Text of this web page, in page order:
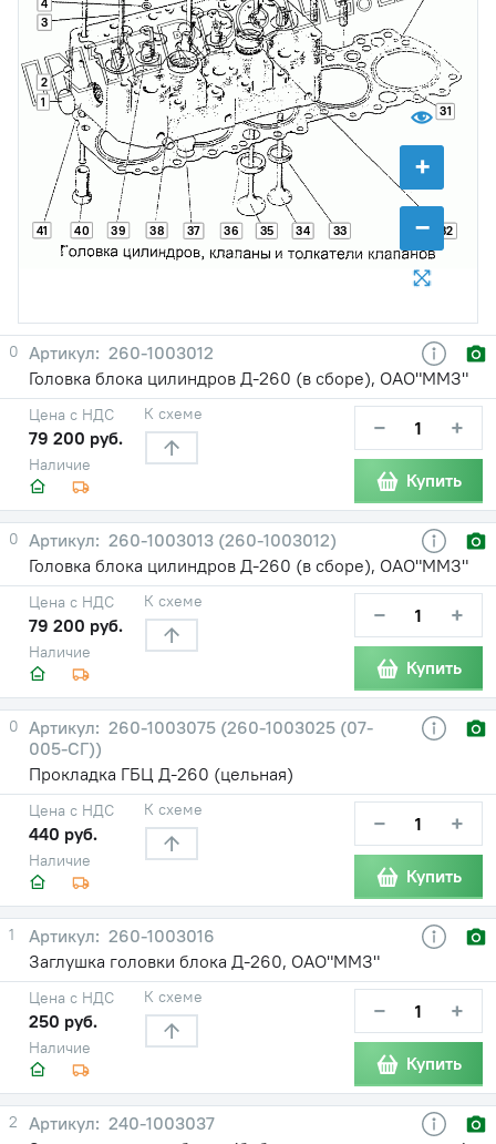
+
−
1
2
3
4
31
32
33
34
35
36
37
38
39
40
41
0
260-1003012
Головка блока цилиндров Д-260 (в сборе), ОАО"ММЗ"
Наличие
Цена с НДС
79 200 руб.
К схеме − +
Купить
0
260-1003013 (260-1003012)
Головка блока цилиндров Д-260 (в сборе), ОАО"ММЗ"
Наличие
Цена с НДС
79 200 руб.
К схеме − +
Купить
0
260-1003075 (260-1003025 (07-
005-СГ))
Прокладка ГБЦ Д-260 (цельная)
Наличие
Цена с НДС
440 руб.
К схеме − +
Купить
1
260-1003016
Заглушка головки блока Д-260, ОАО"ММЗ"
Наличие
Цена с НДС
250 руб.
К схеме − +
Купить
2
240-1003037